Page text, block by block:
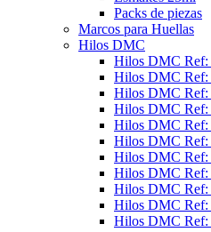
Packs de piezas
Marcos para Huellas
Hilos DMC
Hilos DMC Ref:
Hilos DMC Ref:
Hilos DMC Ref:
Hilos DMC Ref:
Hilos DMC Ref:
Hilos DMC Ref:
Hilos DMC Ref:
Hilos DMC Ref:
Hilos DMC Ref:
Hilos DMC Ref:
Hilos DMC Ref: